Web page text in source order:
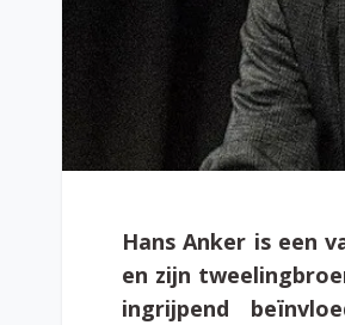
Hans Anker is een
en zijn
ingrijpend